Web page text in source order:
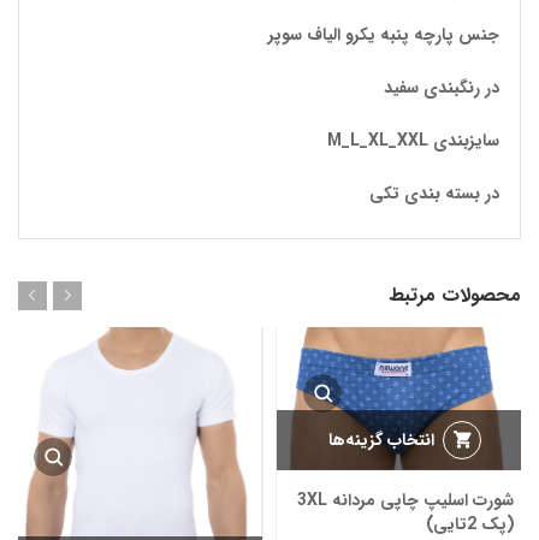
جنس پارچه پنبه یکرو الیاف سوپر
در رنگبندی سفید
سایزبندی M_L_XL_XXL
در بسته بندی تکی
محصولات مرتبط
انتخاب گزینه‌ها
شورت اسلیپ چاپی مردانه 3XL
(پک 2تایی)